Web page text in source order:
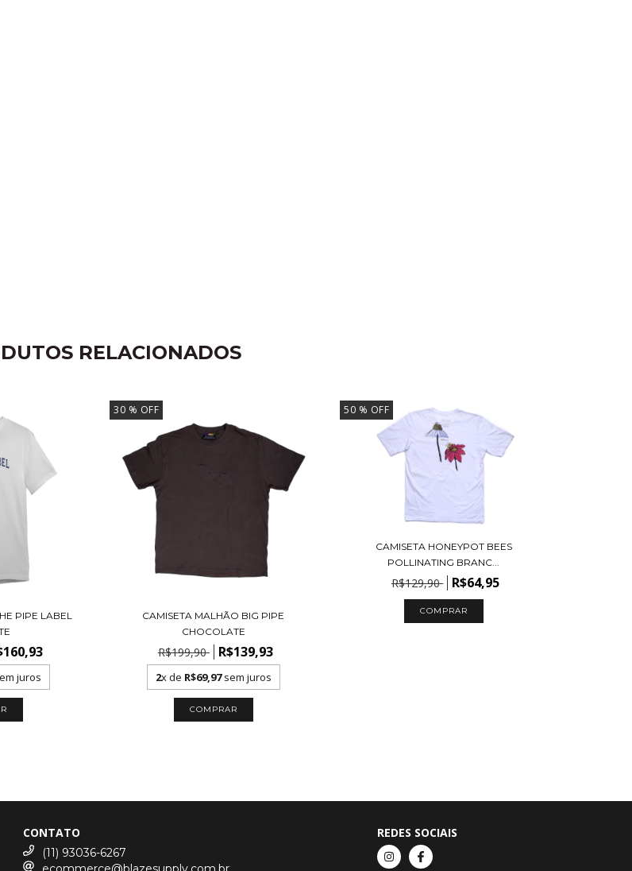
RELACIONADOS
PIPE LABEL
juros
30 % OFF
CAMISETA MALHÃO BIG PIPE
CHOCOLATE
R$199,90 R$139,93
2x de R$69,97sem juros
COMPRAR
50 % OFF
CAMISETA HONEYPOT BEES
POLLINATING BRANC...
R$129,90 R$64,95
COMPRAR
CONTATO
(11) 93036-6267
REDES SOCIAIS